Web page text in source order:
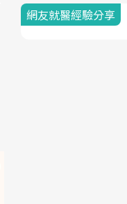
網友就醫經驗分享